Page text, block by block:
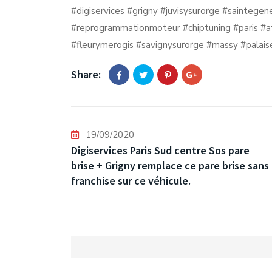
#digiservices #grigny #juvisysurorge
#reprogrammationmoteur #chiptuning #paris
#fleurymerogis #savignysurorge #massy
Share:
19/09/2020
Digiservices Paris Sud centre Sos pare
brise + Grigny remplace ce pare brise sans
franchise sur ce véhicule.